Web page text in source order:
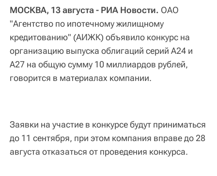
МОСКВА, 13 августа - РИА Новости. ОАО
"Агентство по ипотечному жилищному
кредитованию" (АИЖК) объявило конкурс на
организацию выпуска облигаций серий А24 и
А27 на общую сумму 10 миллиардов рублей,
говорится в материалах компании.
Заявки на участие в конкурсе будут приниматься
до 11 сентября, при этом компания вправе до 28
августа отказаться от проведения конкурса.